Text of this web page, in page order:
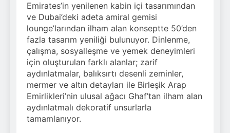
Emirates’in yenilenen kabin içi tasarımından
ve Dubai’deki adeta amiral gemisi
lounge’larından ilham alan konseptte 50’den
fazla tasarım yeniliği bulunuyor. Dinlenme,
çalışma, sosyalleşme ve yemek deneyimleri
için oluşturulan farklı alanlar; zarif
aydınlatmalar, balıksırtı desenli zeminler,
mermer ve altın detayları ile Birleşik Arap
Emirlikleri’nin ulusal ağacı Ghaf’tan ilham alan
aydınlatmalı dekoratif unsurlarla
tamamlanıyor.